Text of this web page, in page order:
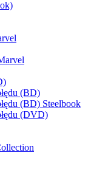
(BD)
(BD) Steelbook
(DVD)